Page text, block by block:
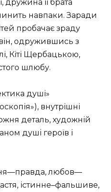
її брата
навпаки. Заради
пробачає зраду
одружившись з
Кіті Щербацькою,
шлюбу.
душі»
внутрішні
деталь, художній
душі героїв і
любов—
істинне–фальшиве,